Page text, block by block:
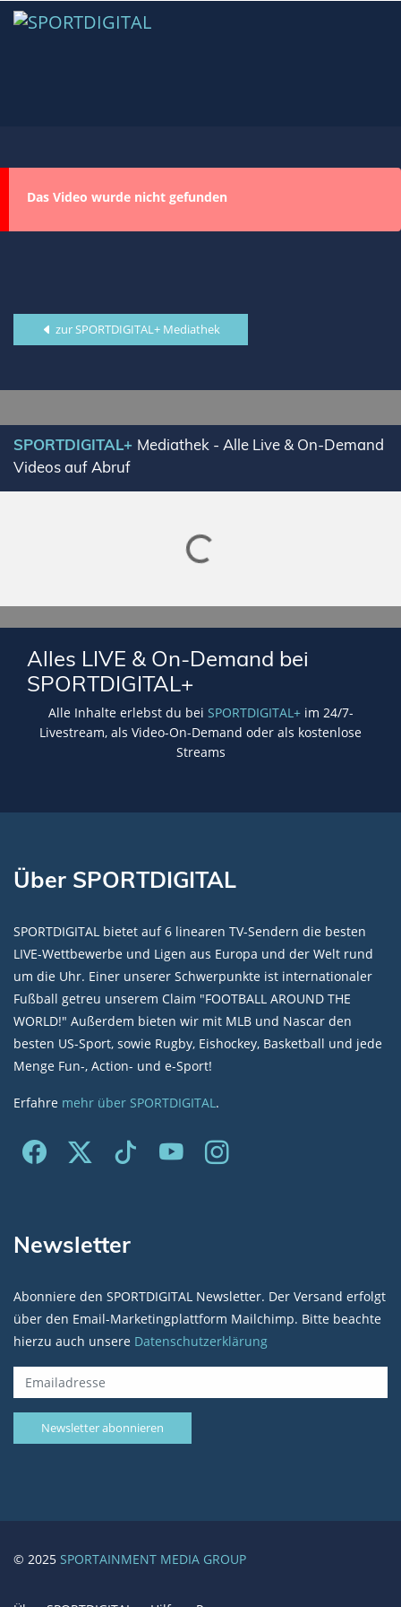
Das Video wurde nicht gefunden
zur SPORTDIGITAL+ Mediathek
SPORTDIGITAL+ Mediathek - Alle Live & On-Demand
Videos auf Abruf
Lade SPORTDIGITAL+ Mediathek
Alles LIVE & On-Demand bei
SPORTDIGITAL+
Alle Inhalte erlebst du bei SPORTDIGITAL+im 24/7-
Livestream, als Video-On-Demand oder als kostenlose
Streams
Über SPORTDIGITAL
SPORTDIGITAL bietet auf 6 linearen TV-Sendern die besten
LIVE-Wettbewerbe und Ligen aus Europa und der Welt rund
um die Uhr. Einer unserer Schwerpunkte ist internationaler
Fußball getreu unserem Claim "FOOTBALL AROUND THE
WORLD!" Außerdem bieten wir mit MLB und Nascar den
besten US-Sport, sowie Rugby, Eishockey, Basketball und jede
Menge Fun-, Action- und e-Sport!
Erfahre mehr über SPORTDIGITAL.
Newsletter
Abonniere den SPORTDIGITAL Newsletter. Der Versand erfolgt
über den Email-Marketingplattform Mailchimp. Bitte beachte
hierzu auch unsere Datenschutzerklärung
© 2025 SPORTAINMENT MEDIA GROUP